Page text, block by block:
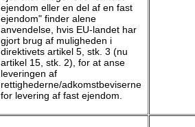
ejendom eller en del af en fast
ejendom" finder alene
anvendelse, hvis EU-landet har
gjort brug af muligheden i
direktivets artikel 5, stk. 3 (nu
artikel 15, stk. 2), for at anse
leveringen af
rettighederne/adkomstbeviserne
for levering af fast ejendom.